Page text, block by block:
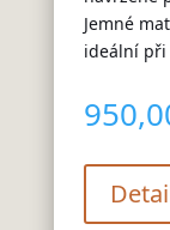
Jemné
ideální při